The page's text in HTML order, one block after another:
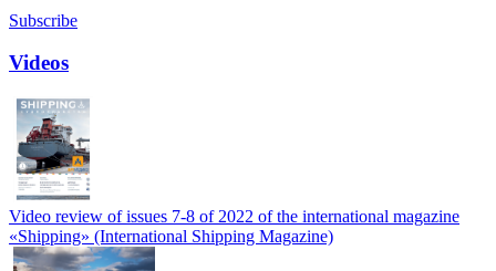
Subscribe
Videos
Video review of issues 7-8 of 2022 of the international magazine
«Shipping» (International Shipping Magazine)